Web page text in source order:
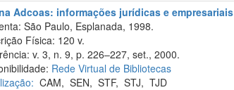
Adcoas: informações jurídicas e empresariais
São Paulo, Esplanada, 1998.
Física: 120 v.
v. 3, n. 9, p. 226–227, set., 2000.
Rede Virtual de Bibliotecas
CAM,SEN,STF,STJ,TJD